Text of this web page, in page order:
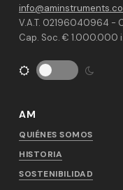
V.A.T. 02196040964 -
Cap. Soc. € 1.000.000
AM
QUIÉNES SOMOS
HISTORIA
SOSTENIBILIDAD